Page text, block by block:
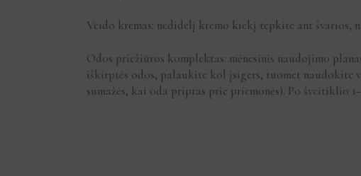
Veido kremas: nedidelį kremo kiekį tepkite ant švarios,
Odos priežiūros komplektas: mėnesinis naudojimo
iškirptės odos, palaukite kol įsigers, tuomet naudokite
sumažės, kai oda pripras prie priemonės). Po šveitiklio